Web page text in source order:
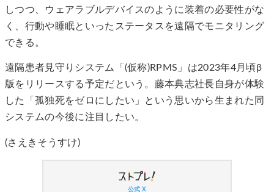
しつつ、ウェアラブルデバイスのように装着の必要性がな
く、行動や睡眠といったステータスを遠隔でモニタリング
できる。
遠隔患者見守りシステム「(仮称)RPMS」は2023年4月頃β
版をリリースする予定だという。藤本典志社長自身が体験
した「孤独死をゼロにしたい」という思いから生まれた同
システムの今後に注目したい。
(さえきそうすけ)
公式 X